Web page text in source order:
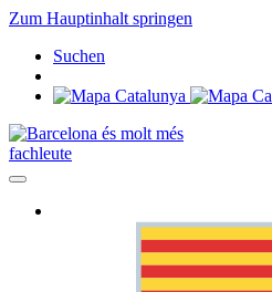
Zum Hauptinhalt springen
Suchen
fachleute